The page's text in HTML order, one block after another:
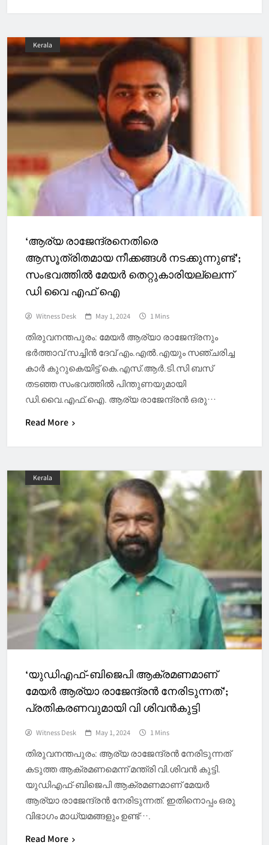
Kerala
‘ആര്യ രാജേന്ദ്രനെതിരെ
ആസൂത്രിതമായ നീക്കങ്ങൾ നടക്കുന്നുണ്ട്’;
സംഭവത്തിൽ മേയർ തെറ്റുകാരിയല്ലെന്ന്
ഡി വൈ എഫ് ഐ
Witness Desk May 1, 2024 1 Mins
തിരുവനന്തപുരം: മേയർ ആര്യാ രാജേന്ദ്രനും
ഭർത്താവ് സച്ചിൻ ദേവ് എം.എൽ.എയും സഞ്ചരിച്ച
കാർ കുറുകെയിട്ട് കെ.എസ്.ആർ.ടി.സി ബസ്
തടഞ്ഞ സംഭവത്തിൽ പിന്തുണയുമായി
ഡി.വൈ.എഫ്.ഐ. ആര്യ രാജേന്ദ്രൻ ഒരു…
Read More
Kerala
‘യുഡിഎഫ്-ബിജെപി ആക്രമണമാണ്
മേയർ ആര്യാ രാജേന്ദ്രൻ നേരിടുന്നത്’;
പ്രതികരണവുമായി വി ശിവൻകുട്ടി
Witness Desk May 1, 2024 1 Mins
തിരുവനന്തപുരം: ആര്യ രാജേന്ദ്രൻ നേരിടുന്നത്
കടുത്ത ആക്രമണമെന്ന് മന്ത്രി വി.ശിവൻ കുട്ടി.
യുഡിഎഫ്-ബിജെപി ആക്രമണമാണ് മേയർ
ആര്യാ രാജേന്ദ്രൻ നേരിടുന്നത്. ഇതിനൊപ്പം ഒരു
വിഭാഗം മാധ്യമങ്ങളും ഉണ്ട്….
Read More